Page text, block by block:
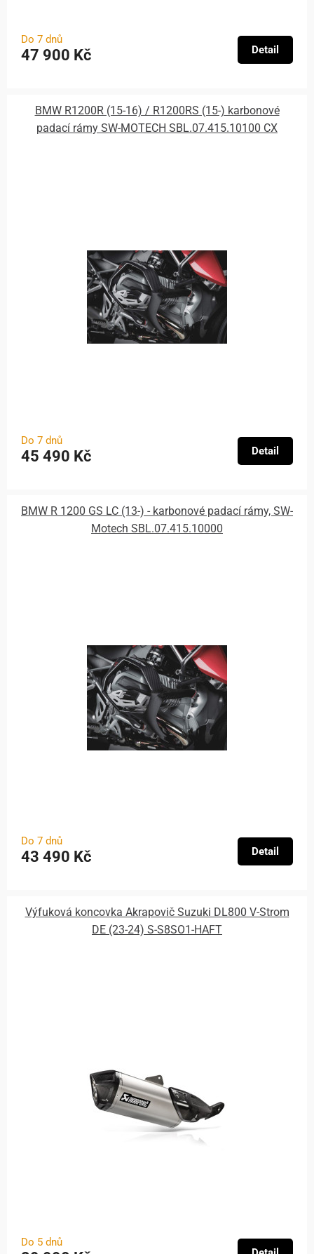
Do 7 dnů
47 900 Kč Detail
BMW R1200R (15-16) / R1200RS (15-) karbonové
padací rámy SW-MOTECH SBL.07.415.10100 CX
Do 7 dnů
45 490 Kč Detail
BMW R 1200 GS LC (13-) - karbonové padací rámy, SW-
Motech SBL.07.415.10000
Do 7 dnů
43 490 Kč Detail
Výfuková koncovka Akrapovič Suzuki DL800 V-Strom
DE (23-24) S-S8SO1-HAFT
Do 5 dnů